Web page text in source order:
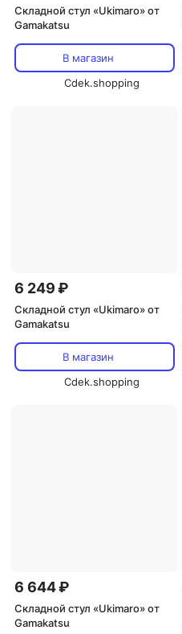
Складной стул «Ukimaro» от
Gamakatsu
В магазин
Cdek.shopping
6 249 ₽
Складной стул «Ukimaro» от
Gamakatsu
В магазин
Cdek.shopping
6 644 ₽
Складной стул «Ukimaro» от
Gamakatsu